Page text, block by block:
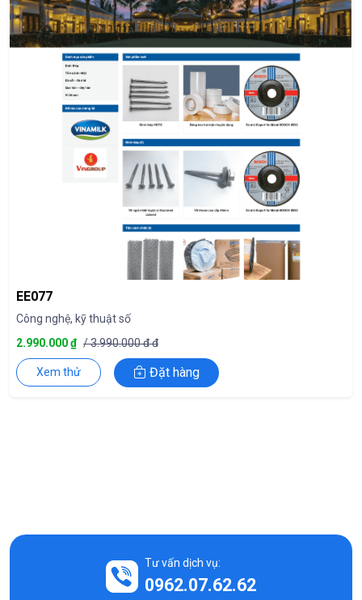
EE077
Công nghệ, kỹ thuật số
2.990.000 ₫ / 3.990.000 đ đ
Xem thử Đặt hàng
Tư vấn dịch vụ:
0962.07.62.62